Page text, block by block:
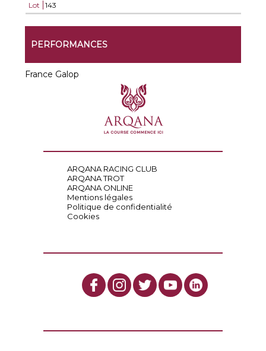
Lot
143
PERFORMANCES
France Galop
ARQANA RACING CLUB
ARQANA TROT
ARQANA ONLINE
Mentions légales
Politique de confidentialité
Cookies